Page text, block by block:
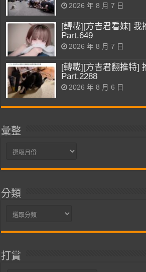
2026 年 8 月 7 日
[轉載][方吉君看妹] 我
Part.649
2026 年 8 月 7 日
[轉載][方吉君翻推特]
Part.2288
2026 年 8 月 6 日
彙整
彙
分類
分
打賞